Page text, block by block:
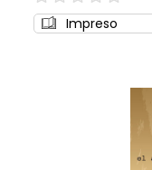
0%
Impreso